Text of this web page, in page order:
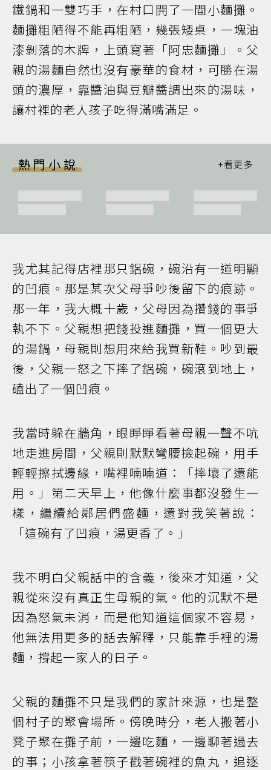
鐵鍋和一雙巧手，在村口開了一間小麵攤。
麵攤粗陋得不能再粗陋，幾張矮桌，一塊油
漆剝落的木牌，上頭寫著「阿忠麵攤」。父
親的湯麵自然也沒有豪華的食材，可勝在湯
頭的濃厚，靠醬油與豆瓣醬調出來的湯味，
讓村裡的老人孩子吃得滿嘴滿足。
熱門小說
我尤其記得店裡那只鋁碗，碗沿有一道明顯
的凹痕。那是某次父母爭吵後留下的痕跡。
那一年，我大概十歲，父母因為攢錢的事爭
執不下。父親想把錢投進麵攤，買一個更大
的湯鍋，母親則想用來給我買新鞋。吵到最
後，父親一怒之下摔了鋁碗，碗滾到地上，
磕出了一個凹痕。
我當時躲在牆角，眼睜睜看著母親一聲不吭
地走進房間，父親則默默彎腰撿起碗，用手
輕輕擦拭邊緣，嘴裡喃喃道：「摔壞了還能
用。」第二天早上，他像什麼事都沒發生一
樣，繼續給鄰居們盛麵，還對我笑著說：
「這碗有了凹痕，湯更香了。」
我不明白父親話中的含義，後來才知道，父
親從來沒有真正生母親的氣。他的沉默不是
因為怒氣未消，而是他知道這個家不容易，
他無法用更多的話去解釋，只能靠手裡的湯
麵，撐起一家人的日子。
父親的麵攤不只是我們的家計來源，也是整
個村子的聚會場所。傍晚時分，老人搬著小
凳子聚在攤子前，一邊吃麵，一邊聊著過去
的事；小孩拿著筷子戳著碗裡的魚丸，追逐